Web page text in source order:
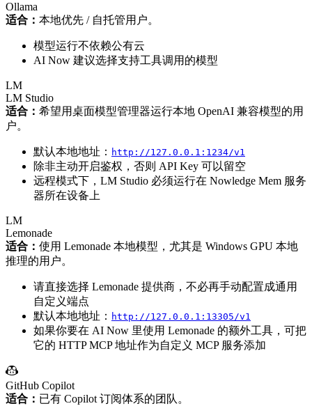
Ollama
适合： 本地优先 / 自托管用户。
模型运行不依赖公有云
AI Now 建议选择支持工具调用的模型
LM
LM Studio
适合： 希望用桌面模型管理器运行本地 OpenAI 兼容模型的用
户。
默认本地地址： http://127.0.0.1:1234/v1
除非主动开启鉴权，否则 API Key 可以留空
远程模式下，LM Studio 必须运行在 Nowledge Mem 服务
器所在设备上
LM
Lemonade
适合： 使用 Lemonade 本地模型，尤其是 Windows GPU 本地
推理的用户。
请直接选择 Lemonade 提供商，不必再手动配置成通用
自定义端点
默认本地地址： http://127.0.0.1:13305/v1
如果你要在 AI Now 里使用 Lemonade 的额外工具，可把
它的 HTTP MCP 地址作为自定义 MCP 服务添加
GitHub Copilot
适合： 已有 Copilot 订阅体系的团队。